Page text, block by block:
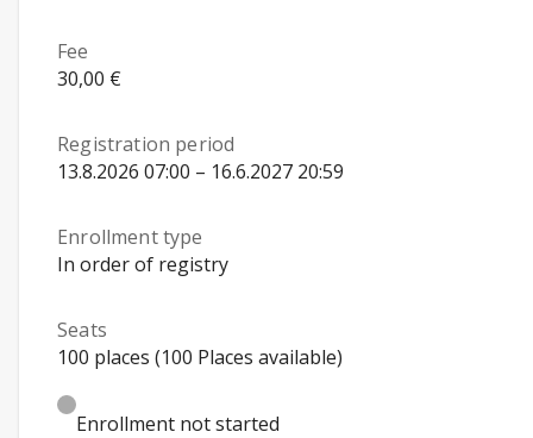
Fee
30,00 €
Registration period
13.8.2026 07:00 – 16.6.2027 20:59
Enrollment type
In order of registry
Seats
100 places (100 Places available)
Enrollment not started